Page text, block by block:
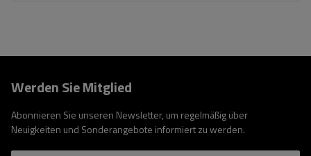
Werden Sie Mitglied
Abonnieren Sie unseren Newsletter, um regelmäßig über
Neuigkeiten und Sonderangebote informiert zu werden.